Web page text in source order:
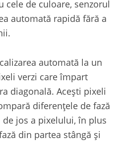
cele de culoare, senzorul
automată rapidă fără a
automată la un
verzi care împart
diagonală. Acești pixeli
diferențele de fază
jos a pixelului, în plus
din partea stângă și